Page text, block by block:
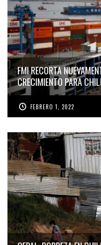
FMI RECORTA
CRECIMIENTO PARA
FEBRERO 1, 2022